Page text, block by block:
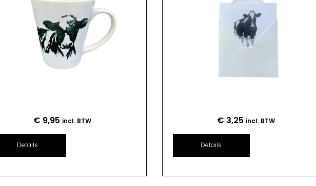
€ 9,95 incl. BTW
Details
€ 3,25 incl. BTW
Details